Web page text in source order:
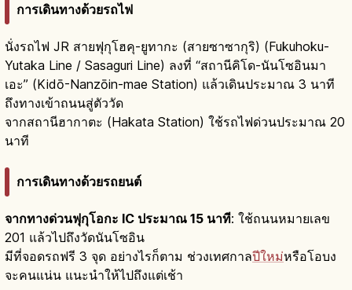
การเดินทางด้วยรถไฟ
นั่งรถไฟ JR สายฟุกุโฮคุ-ยูทากะ (สายซาซากุริ) (Fukuhoku-
Yutaka Line / Sasaguri Line) ลงที่ “สถานีคิโด-นันโซอินมา
เอะ” (Kidō-Nanzōin-mae Station) แล้วเดินประมาณ 3 นาที
ถึงทางเข้าถนนสู่ตัววัด
จากสถานีฮากาตะ (Hakata Station) ใช้รถไฟด่วนประมาณ 20
นาที
การเดินทางด้วยรถยนต์
จากทางด่วนฟุกุโอกะ IC ประมาณ 15 นาที: ใช้ถนนหมายเลข
201 แล้วไปถึงวัดนันโซอิน
มีที่จอดรถฟรี 3 จุด อย่างไรก็ตาม ช่วงเทศกาลปีใหม่หรือโอบง
จะคนแน่น แนะนำให้ไปถึงแต่เช้า